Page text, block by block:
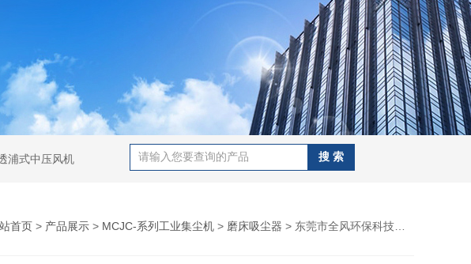
浦式中压风机
首页 > 产品展示 > MCJC-系列工业集尘机 > 磨床吸尘器 > 东莞市全风环保科技有限公司磨床吸尘器厂家